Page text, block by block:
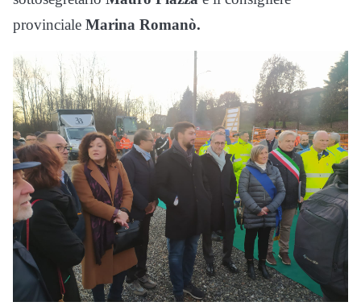
provinciale Marina Romanò.